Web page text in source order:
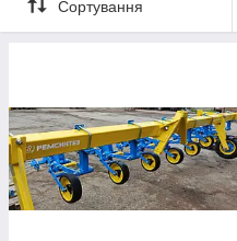
Сортування